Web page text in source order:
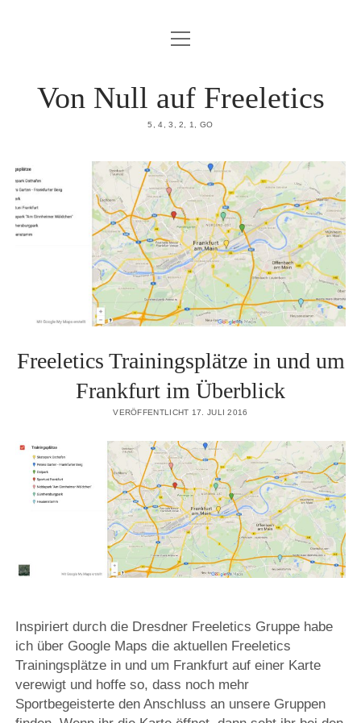
HOME
Menü
öffnen
Von Null auf Freeletics
5, 4, 3, 2, 1, GO
Freeletics Trainingsplätze in und um
Frankfurt im Überblick
VERÖFFENTLICHT 17. JULI 2016
Inspiriert durch die Dresdner Freeletics Gruppe habe
ich über Google Maps die aktuellen Freeletics
Trainingsplätze in und um Frankfurt auf einer Karte
verewigt und hoffe so, dass noch mehr
Sportbegeisterte den Anschluss an unsere Gruppen